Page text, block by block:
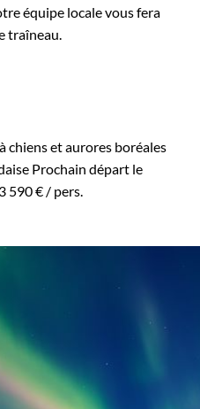
équipe locale vous fera
traîneau.
chiens et aurores boréales
Prochain départ le
3 590 € / pers.